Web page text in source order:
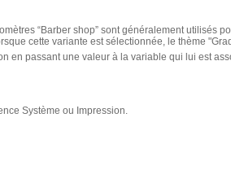
“Barber shop” sont généralement utilisés
cette variante est sélectionnée, le thème
en passant une valeur à la variable qui lui est
Système ou Impression.